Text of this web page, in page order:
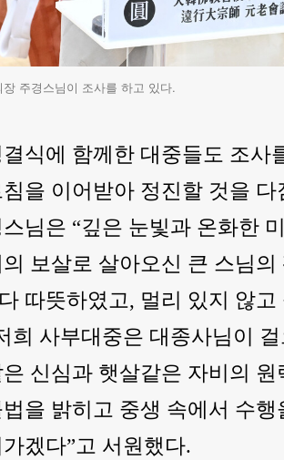
장 주경스님이 조사를 하고 있다.
식에 함께한 대중들도 조사
을 이어받아 정진할 것을
님은 “깊은 눈빛과 온화한
보살로 살아오신 큰 스님
따뜻하였고, 멀리 있지 않고
희 사부대중은 대종사님이
신심과 햇살같은 자비의
을 밝히고 중생 속에서 수
겠다”고 서원했다.